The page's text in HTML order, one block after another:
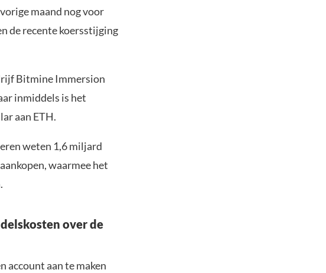
maand nog voor
de recente koersstijging
Bitmine Immersion
inmiddels is het
aan ETH.
weten 1,6 miljard
waarmee het
over de
account aan te maken